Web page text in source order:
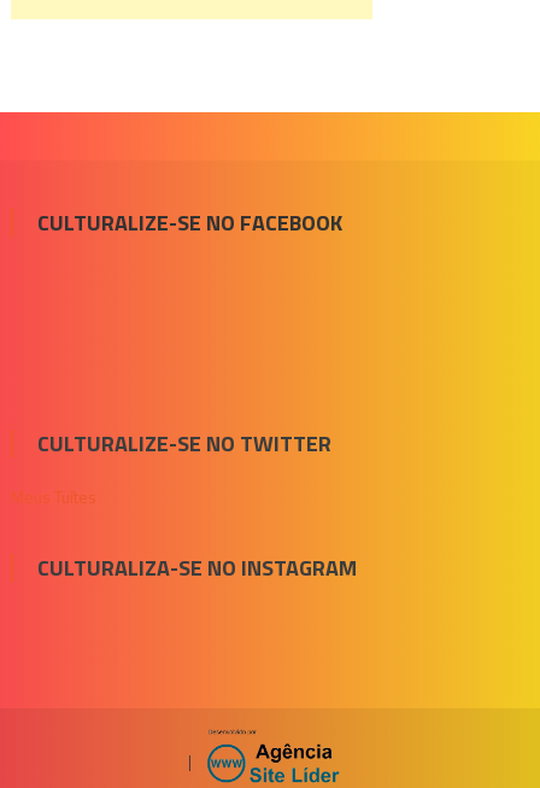
CULTURALIZE-SE NO FACEBOOK
CULTURALIZE-SE NO TWITTER
Meus Tuítes
CULTURALIZA-SE NO INSTAGRAM
|